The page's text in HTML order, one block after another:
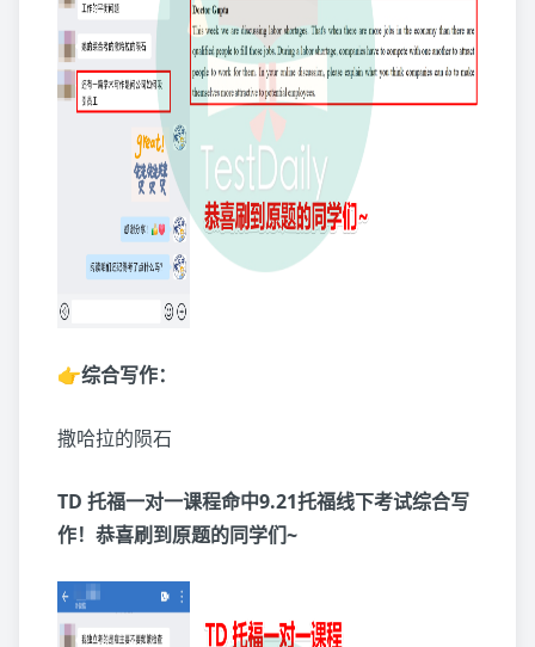
👉综合写作：
撒哈拉的陨石
TD 托福一对一课程命中9.21托福线下考试综合写
作！恭喜刷到原题的同学们~